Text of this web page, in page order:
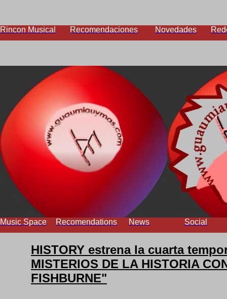
Rincon Musical Recomendaciones Novedades
Music Space Recomendations News Social
HISTORY estrena la cuarta
MISTERIOS DE LA HISTORIA
FISHBURNE"